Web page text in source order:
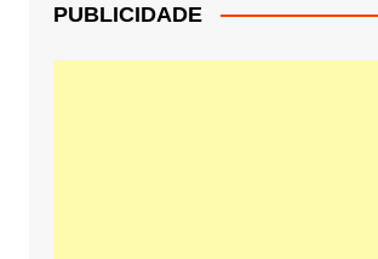
PUBLICIDADE